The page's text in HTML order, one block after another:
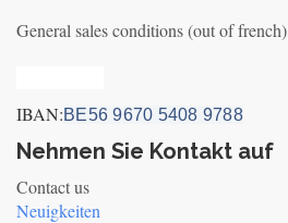
General sales conditions (out of french)
IBAN:BE56 9670 5408 9788
Nehmen Sie Kontakt auf
Contact us
Neuigkeiten